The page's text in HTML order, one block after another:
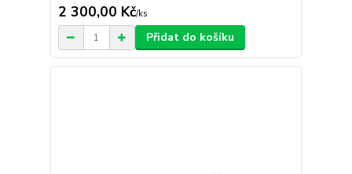
2 300,00 Kč/ks
Přidat do košíku